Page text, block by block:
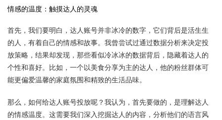
情感的温度：触摸达人的灵魂
首先，我们要明白，达人账号并非冰冷的数字，它们背后是活生生
的人，有着自己的情感和故事。我曾尝试过通过数据分析来决定投
放策略，结果却发现，那些看似冷冰冰的数据背后，隐藏着达人的
个性和喜好。比如，一个以美食分享为主的达人，他的粉丝群体可
能更偏爱温馨的家庭氛围和精致的生活品味。
那么，如何给达人账号投放呢？我认为，首先要做的，是理解达人
的情感温度。这需要我们深入挖掘达人的内容，分析他们的语言风